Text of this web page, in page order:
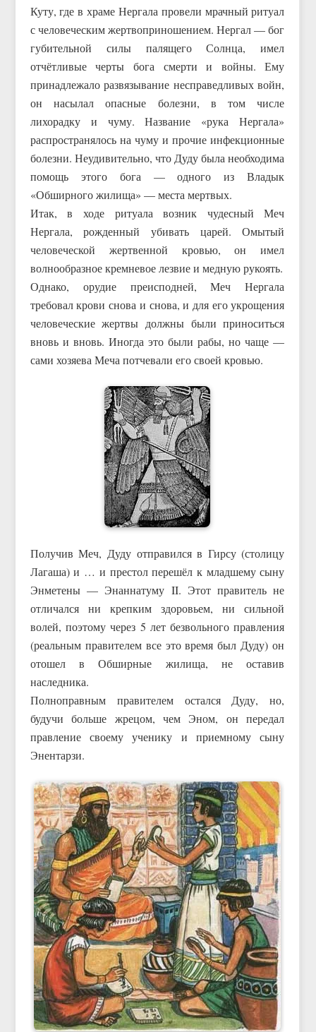
Куту, где в храме Нергала провели мрачный ритуал
с человеческим жертвоприношением. Нергал — бог
губительной силы палящего Солнца, имел
отчётливые черты бога смерти и войны. Ему
принадлежало развязывание несправедливых войн,
он насылал опасные болезни, в том числе
лихорадку и чуму. Название «рука Нергала»
распространялось на чуму и прочие инфекционные
болезни. Неудивительно, что Дуду была необходима
помощь этого бога — одного из Владык
«Обширного жилища» — места мертвых.
Итак, в ходе ритуала возник чудесный Меч
Нергала, рожденный убивать царей. Омытый
человеческой жертвенной кровью, он имел
волнообразное кремневое лезвие и медную рукоять.
Однако, орудие преисподней, Меч Нергала
требовал крови снова и снова, и для его укрощения
человеческие жертвы должны были приноситься
вновь и вновь. Иногда это были рабы, но чаще —
сами хозяева Меча потчевали его своей кровью.
Получив Меч, Дуду отправился в Гирсу (столицу
Лагаша) и … и престол перешёл к младшему сыну
Энметены — Энаннатуму II. Этот правитель не
отличался ни крепким здоровьем, ни сильной
волей, поэтому через 5 лет безвольного правления
(реальным правителем все это время был Дуду) он
отошел в Обширные жилища, не оставив
наследника.
Полноправным правителем остался Дуду, но,
будучи больше жрецом, чем Эном, он передал
правление своему ученику и приемному сыну
Энентарзи.